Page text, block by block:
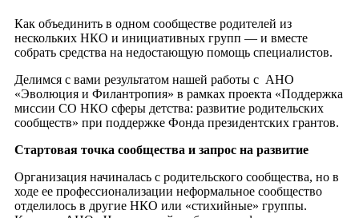
Как объединить в одном сообществе родителей из
нескольких НКО и инициативных групп — и вместе
собрать средства на недостающую помощь специалистов.
Делимся с вами результатом нашей работы с АНО
«Эволюция и Филантропия» в рамках проекта «Поддержка
миссии СО НКО сферы детства: развитие родительских
сообществ» при поддержке Фонда президентских грантов.
Стартовая точка сообщества и запрос на развитие
Организация начиналась с родительского сообщества, но в
ходе ее профессионализации неформальное сообщество
отделилось в другие НКО или «стихийные» группы.